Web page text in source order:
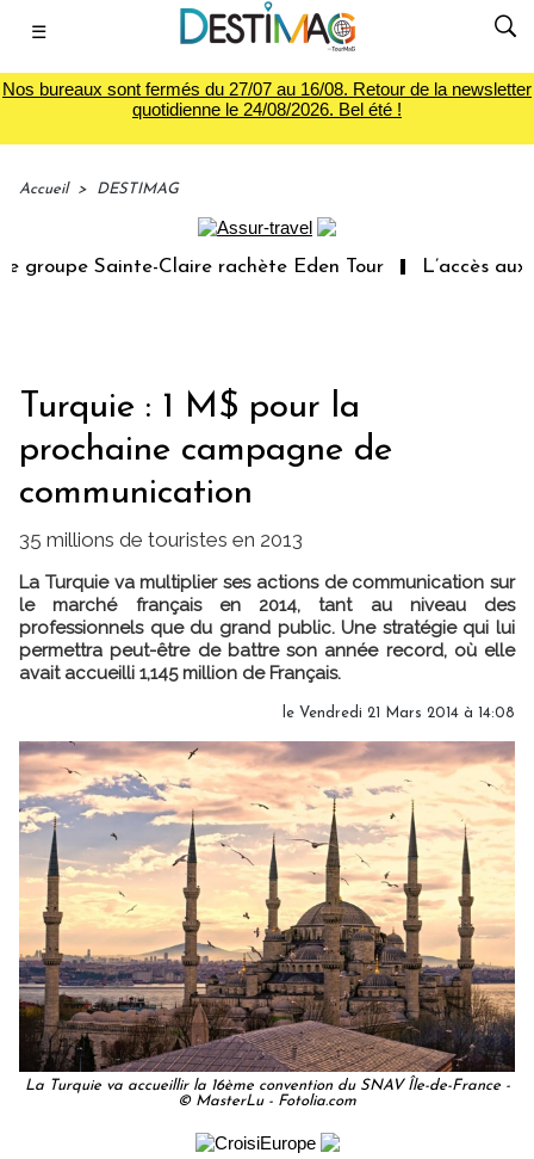
☰
Nos bureaux sont fermés du 27/07 au 16/08. Retour de la newsletter
quotidienne le 24/08/2026. Bel été !
Accueil > DESTIMAG
Sainte-Claire rachète Eden Tour L’accès aux
Turquie : 1 M$ pour la
prochaine campagne de
communication
35 millions de touristes en 2013
La Turquie va multiplier ses actions de communication sur
le marché français en 2014, tant au niveau des
professionnels que du grand public. Une stratégie qui lui
permettra peut-être de battre son année record, où elle
avait accueilli 1,145 million de Français.
le Vendredi 21 Mars 2014 à 14:08
La Turquie va accueillir la 16ème convention du SNAV Île-de-France -
© MasterLu - Fotolia.com